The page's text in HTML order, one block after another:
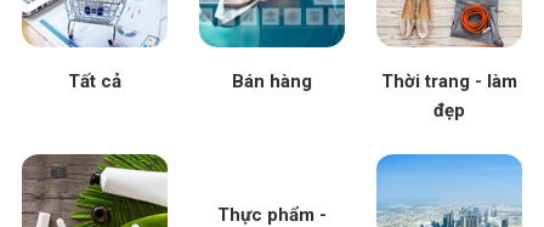
Tất cả Bán hàng
Thời trang - làm
đẹp
Thực phẩm -